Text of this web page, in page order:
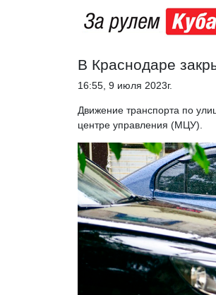
В Краснодаре
16:55, 9 июля 2023г.
Движение транспорта по
центре управления (МЦУ).